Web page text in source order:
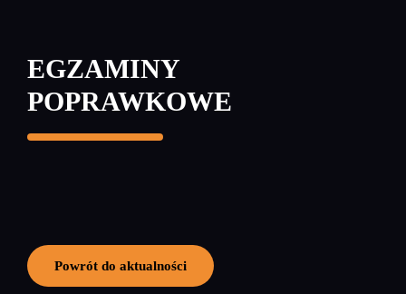
EGZAMINY
POPRAWKOWE
Powrót do aktualności